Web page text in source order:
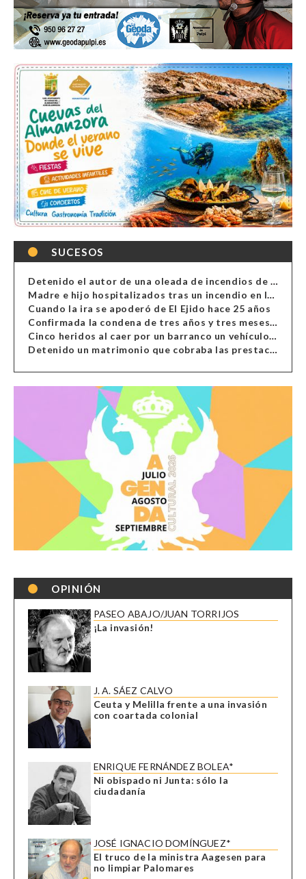
SUCESOS
Detenido el autor de una oleada de incendios de contenedores en Almería
Madre e hijo hospitalizados tras un incendio en la cocina de una vivienda en Almería
Cuando la ira se apoderó de El Ejido hace 25 años
Confirmada la condena de tres años y tres meses al hombre de Antas acusado de xenofobia
Cinco heridos al caer por un barranco un vehículo en Alcolea
Detenido un matrimonio que cobraba las prestaciones de ilegales en Almería, Granada, Málaga, Huelva y Murcia
OPINIÓN
PASEO ABAJO/JUAN TORRIJOS
¡La invasión!
J. A. SÁEZ CALVO
Ceuta y Melilla frente a una invasión
con coartada colonial
ENRIQUE FERNÁNDEZ BOLEA*
Ni obispado ni Junta: sólo la
ciudadanía
JOSÉ IGNACIO DOMÍNGUEZ*
El truco de la ministra Aagesen para
no limpiar Palomares